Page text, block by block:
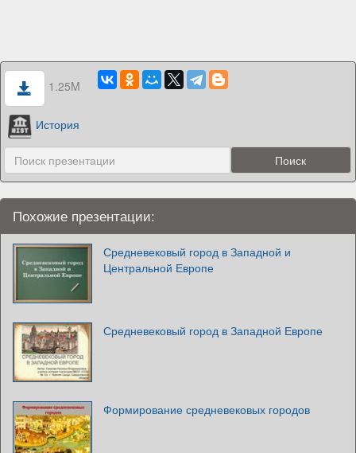
1.25M
История
Похожие презентации:
Средневековый город в Западной и
Центральной Европе
Средневековый город в Западной Европе
Формирование средневековых городов